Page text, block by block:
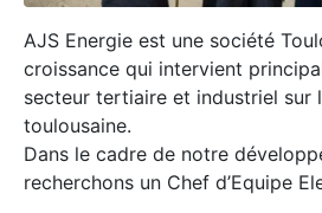
AJS Energie est une société
croissance qui intervient
secteur tertiaire et industriel sur
toulousaine.
Dans le cadre de notre
recherchons un Chef d’Equipe